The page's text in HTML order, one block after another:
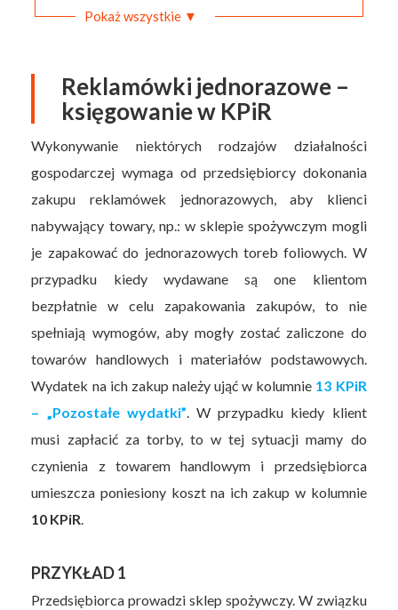
Pokaż wszystkie ▼
Reklamówki jednorazowe –
księgowanie w KPiR
Wykonywanie niektórych rodzajów działalności
gospodarczej wymaga od przedsiębiorcy dokonania
zakupu reklamówek jednorazowych, aby klienci
nabywający towary, np.: w sklepie spożywczym mogli
je zapakować do jednorazowych toreb foliowych. W
przypadku kiedy wydawane są one klientom
bezpłatnie w celu zapakowania zakupów, to nie
spełniają wymogów, aby mogły zostać zaliczone do
towarów handlowych i materiałów podstawowych.
Wydatek na ich zakup należy ująć w kolumnie 13 KPiR
– „Pozostałe wydatki” . W przypadku kiedy klient
musi zapłacić za torby, to w tej sytuacji mamy do
czynienia z towarem handlowym i przedsiębiorca
umieszcza poniesiony koszt na ich zakup w kolumnie
10 KPiR
PRZYKŁAD 1
Przedsiębiorca prowadzi sklep spożywczy. W związku